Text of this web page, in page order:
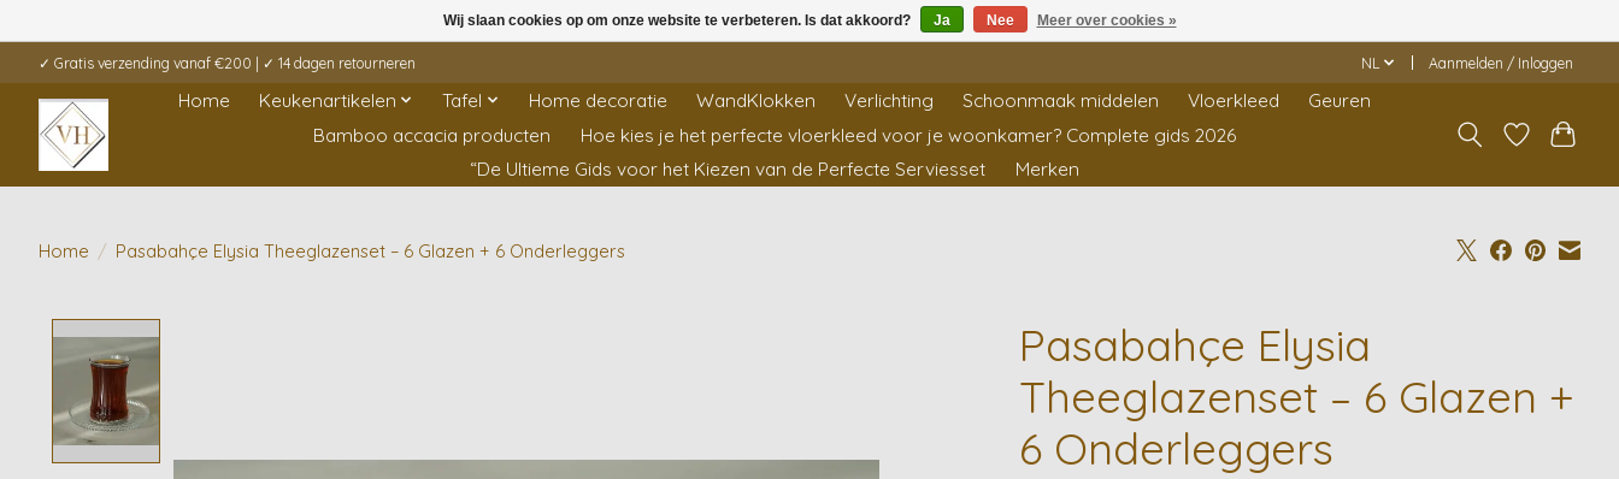
✓ Gratis verzending vanaf €200 | ✓ 14 dagen retourneren NL Aanmelden / Inloggen
Home Keukenartikelen Tafel Home decoratie WandKlokken Verlichting Schoonmaak middelen Vloerkleed
Geuren
Bamboo accacia producten
Hoe kies je het perfecte vloerkleed voor je woonkamer? Complete gids 2026
“De Ultieme Gids voor het Kiezen van de Perfecte Serviesset
Merken
Home / Pasabahçe Elysia Theeglazenset – 6 Glazen + 6 Onderleggers
Pasabahçe Elysia
Theeglazenset – 6 Glazen +
6 Onderleggers
Wij slaan cookies op om onze website te verbeteren. Is dat akkoord? Ja Nee Meer over cookies »